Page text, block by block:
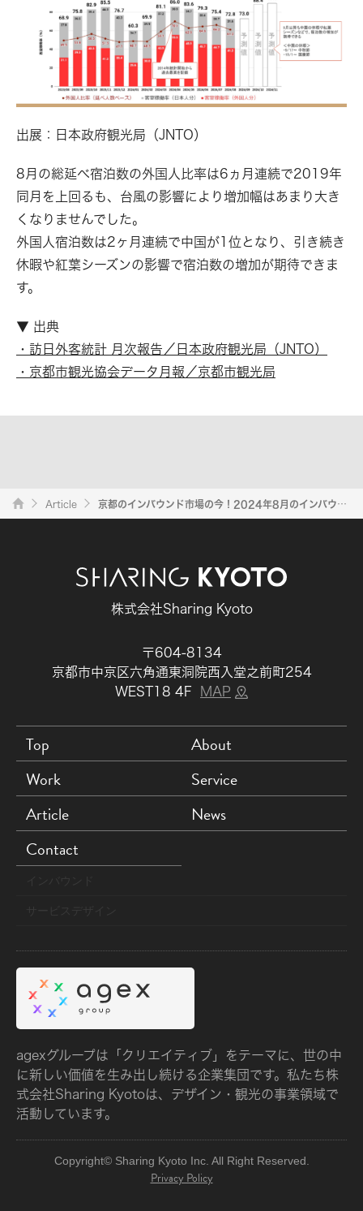
News
Recruit
Contact
出展：日本政府観光局（JNTO）
8月の総延べ宿泊数の外国人比率は6ヵ月連続で2019年
同月を上回るも、台風の影響により増加幅はあまり大き
くなりませんでした。
外国人宿泊数は2ヶ月連続で中国が1位となり、引き続き
休暇や紅葉シーズンの影響で宿泊数の増加が期待できま
す。
▼ 出典
・訪日外客統計 月次報告／日本政府観光局（JNTO）
・京都市観光協会データ月報／京都市観光局
Article 京都のインバウンド市場の今！2024年8月のインバウンド市場のレポート
株式会社Sharing Kyoto
〒604-8134
京都市中京区六角通東洞院西入堂之前町254
WEST18 4F
MAP
Top
About
Work
Service
Article
News
Contact
agexグループは「クリエイティブ」をテーマに、世の中
に新しい価値を生み出し続ける企業集団です。 私たち株
式会社Sharing Kyotoは、デザイン・観光の事業領域で
活動しています。
Copyright© Sharing Kyoto Inc. All Right Reserved.
Privacy Policy